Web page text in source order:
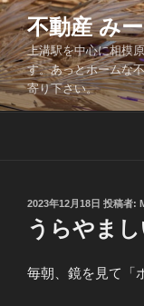
コ
ン
テ
ン
ツ
不動産 み
上溝駅を中心に相模
す。あっとホームな
寄り下さい。
投
稿
日:
2023年12月18日 投稿者:
うらやま
毎朝、鏡を見て「